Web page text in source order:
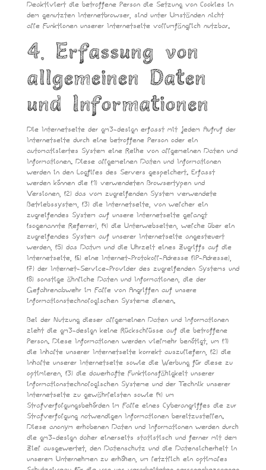
Deaktiviert die betroffene Person die Setzung von Cookies in
dem genutzten Internetbrowser, sind unter Umständen nicht
alle Funktionen unserer Internetseite vollumfänglich nutzbar.
4. Erfassung von
allgemeinen Daten
und Informationen
Die Internetseite der gm3-design erfasst mit jedem Aufruf der
Internetseite durch eine betroffene Person oder ein
automatisiertes System eine Reihe von allgemeinen Daten und
Informationen. Diese allgemeinen Daten und Informationen
werden in den Logfiles des Servers gespeichert. Erfasst
werden können die (1) verwendeten Browsertypen und
Versionen, (2) das vom zugreifenden System verwendete
Betriebssystem, (3) die Internetseite, von welcher ein
zugreifendes System auf unsere Internetseite gelangt
(sogenannte Referrer), (4) die Unterwebseiten, welche über ein
zugreifendes System auf unserer Internetseite angesteuert
werden, (5) das Datum und die Uhrzeit eines Zugriffs auf die
Internetseite, (6) eine Internet-Protokoll-Adresse (IP-Adresse),
(7) der Internet-Service-Provider des zugreifenden Systems und
(8) sonstige ähnliche Daten und Informationen, die der
Gefahrenabwehr im Falle von Angriffen auf unsere
informationstechnologischen Systeme dienen.
Bei der Nutzung dieser allgemeinen Daten und Informationen
zieht die gm3-design keine Rückschlüsse auf die betroffene
Person. Diese Informationen werden vielmehr benötigt, um (1)
die Inhalte unserer Internetseite korrekt auszuliefern, (2) die
Inhalte unserer Internetseite sowie die Werbung für diese zu
optimieren, (3) die dauerhafte Funktionsfähigkeit unserer
informationstechnologischen Systeme und der Technik unserer
Internetseite zu gewährleisten sowie (4) um
Strafverfolgungsbehörden im Falle eines Cyberangriffes die zur
Strafverfolgung notwendigen Informationen bereitzustellen.
Diese anonym erhobenen Daten und Informationen werden durch
die gm3-design daher einerseits statistisch und ferner mit dem
Ziel ausgewertet, den Datenschutz und die Datensicherheit in
unserem Unternehmen zu erhöhen, um letztlich ein optimales